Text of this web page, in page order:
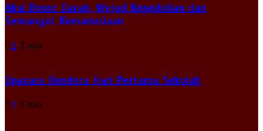
Aksi Donor Darah, Wujud Kepedulian dan
Semangat Kemanusiaan
0 3 min
Upacara Bendera Hari Pertama Sekolah
0 3 min